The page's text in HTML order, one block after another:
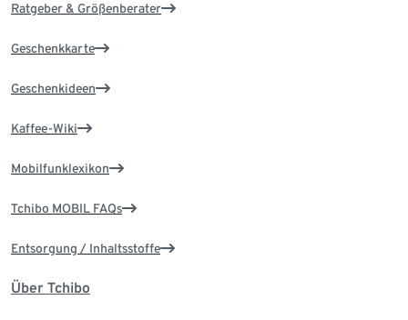
Ratgeber & Größenberater
Geschenkkarte
Geschenkideen
Kaffee-Wiki
Mobilfunklexikon
Tchibo MOBIL FAQs
Entsorgung / Inhaltsstoffe
Über Tchibo